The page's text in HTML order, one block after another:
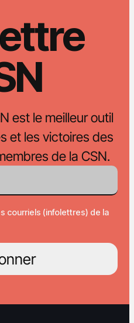
est le meilleur outil
et les victoires des
de la CSN.
courriels (infolettres) de la